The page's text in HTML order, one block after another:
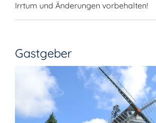
Irrtum und Änderungen vorbehalten!
Gastgeber